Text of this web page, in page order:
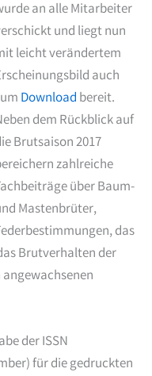
an alle Mitarbeiter
und liegt nun
leicht verändertem
auch
Download bereit.
dem Rückblick auf
Brutsaison 2017
zahlreiche
über Baum-
Mastenbrüter,
das
Brutverhalten der
der ISSN
für die gedruckten